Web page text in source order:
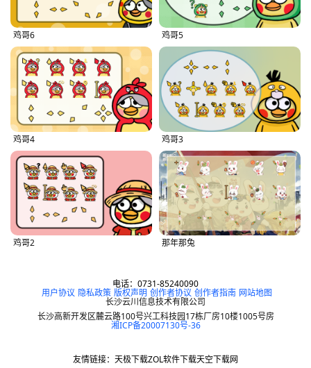
鸡哥6 鸡哥5
鸡哥4 鸡哥3
鸡哥2 那年那兔
电话：0731-85240090
用户协议 隐私政策 版权声明 创作者协议 创作者指南 网站地图
长沙云川信息技术有限公司
长沙高新开发区麓云路100号兴工科技园17栋厂房10楼1005号房
湘ICP备20007130号-36
友情链接： 天极下载ZOL软件下载天空下载网